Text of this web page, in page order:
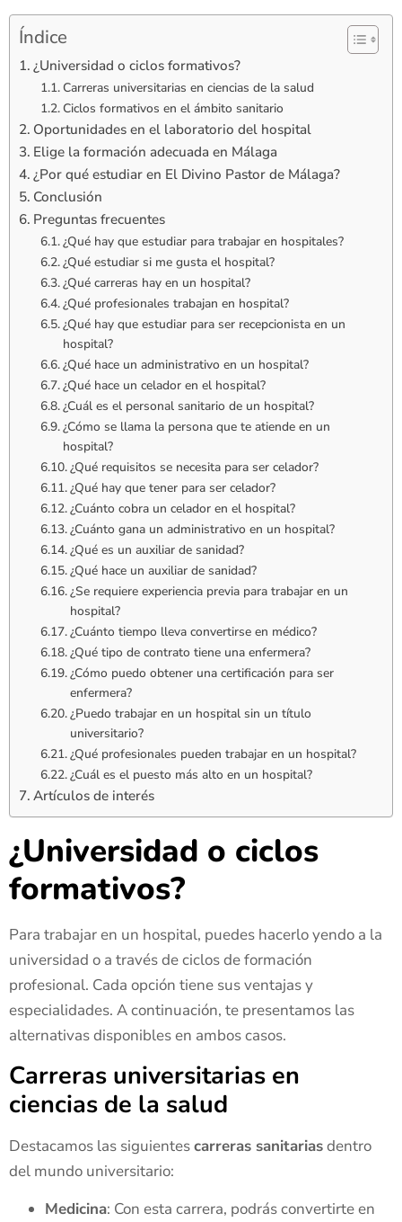
Índice
¿Universidad o ciclos formativos?
Carreras universitarias en ciencias de la salud
Ciclos formativos en el ámbito sanitario
Oportunidades en el laboratorio del hospital
Elige la formación adecuada en Málaga
¿Por qué estudiar en El Divino Pastor de Málaga?
Conclusión
Preguntas frecuentes
¿Qué hay que estudiar para trabajar en hospitales?
¿Qué estudiar si me gusta el hospital?
¿Qué carreras hay en un hospital?
¿Qué profesionales trabajan en hospital?
¿Qué hay que estudiar para ser recepcionista en un
hospital?
¿Qué hace un administrativo en un hospital?
¿Qué hace un celador en el hospital?
¿Cuál es el personal sanitario de un hospital?
¿Cómo se llama la persona que te atiende en un
hospital?
¿Qué requisitos se necesita para ser celador?
¿Qué hay que tener para ser celador?
¿Cuánto cobra un celador en el hospital?
¿Cuánto gana un administrativo en un hospital?
¿Qué es un auxiliar de sanidad?
¿Qué hace un auxiliar de sanidad?
¿Se requiere experiencia previa para trabajar en un
hospital?
¿Cuánto tiempo lleva convertirse en médico?
¿Qué tipo de contrato tiene una enfermera?
¿Cómo puedo obtener una certificación para ser
enfermera?
¿Puedo trabajar en un hospital sin un título
universitario?
¿Qué profesionales pueden trabajar en un hospital?
¿Cuál es el puesto más alto en un hospital?
Artículos de interés
¿Universidad o ciclos
formativos?
Para trabajar en un hospital, puedes hacerlo yendo a la
universidad o a través de ciclos de formación
profesional. Cada opción tiene sus ventajas y
especialidades. A continuación, te presentamos las
alternativas disponibles en ambos casos.
Carreras universitarias en
ciencias de la salud
Destacamos las siguientescarreras sanitariasdentro
del mundo universitario:
Medicina: Con esta carrera, podrás convertirte en